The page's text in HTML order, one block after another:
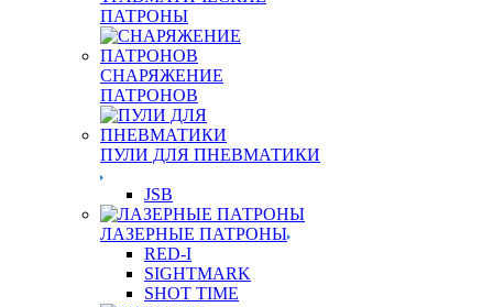
ПАТРОНЫ
СНАРЯЖЕНИЕ
ПАТРОНОВ
ПУЛИ ДЛЯ ПНЕВМАТИКИ
JSB
ЛАЗЕРНЫЕ ПАТРОНЫ
RED-I
SIGHTMARK
SHOT TIME